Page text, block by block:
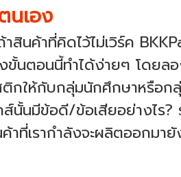
นเอง
าสินค้าที่คิดไว้ไม่เวิร์ค
นตอนนี้ทำได้ง่ายๆ โดยล
กให้กับกลุ่มนักศึกษาหรือก
ส์นั้นมีข้อดี/ข้อเสียอย่างไร
าที่เรากำลังจะผลิตออกม